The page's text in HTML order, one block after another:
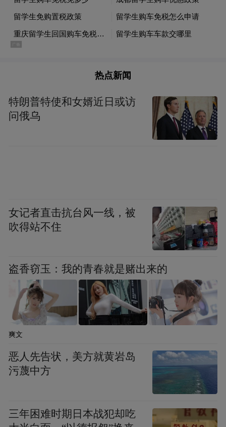
群体的关注与关爱。
本次读书会以阅读为纽带，搭建起文化与公
益的桥梁，不仅增添了文化韵味，更展现了
金融机构在推动全民阅读、建设书香社会中
的责任担当。未来，齐鲁银行将继续秉持金
融报国之志，以金融之力赋能社会进步，与
客户、员工和社会各界携手，让金融更有温
度，让城市更具书香。
“特别声明：以上作品内容(包括在内的视频、图片或音
频)为凤凰网旗下自媒体平台“大风号”用户上传并发
布，本平台仅提供信息存储空间服务。
Notice: The content above (including the videos,
pictures and audios if any) is uploaded and posted
by the user of Dafeng Hao, which is a social media
platform and merely provides information storage
热点新闻
特朗普特使和女婿近日或访
问俄乌
女记者直击抗台风一线，被
吹得站不住
盗香窃玉：我的青春就是赌出来的
爽文
恶人先告状，美方就黄岩岛
污蔑中方
三年困难时期日本战犯却吃